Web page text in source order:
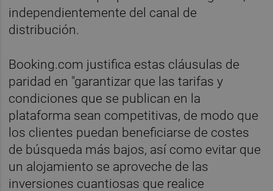
independientemente del canal de
distribución.
Booking.com justifica estas cláusulas de
paridad en "garantizar que las tarifas y
condiciones que se publican en la
plataforma sean competitivas, de modo que
los clientes puedan beneficiarse de costes
de búsqueda más bajos, así como evitar que
un alojamiento se aproveche de las
inversiones cuantiosas que realice